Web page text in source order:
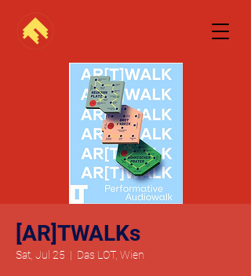
[AR]TWALKs
Sat, Jul 25
  |
Das LOT, Wien